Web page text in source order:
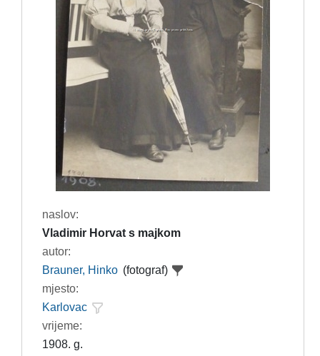
naslov:
Vladimir Horvat s majkom
autor:
Brauner, Hinko (fotograf)
mjesto:
Karlovac
vrijeme:
1908. g.